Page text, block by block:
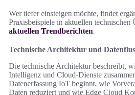
Wer tiefer einsteigen möchte, findet
Praxisbeispiele in aktuellen technischen
aktuellen Trendberichten.
Technische Architektur und
Die technische Architektur beschreibt,
Intelligenz und Cloud-Dienste
Datenerfassung IoT beginnt, wie
Daten reduziert und wie Edge Cloud